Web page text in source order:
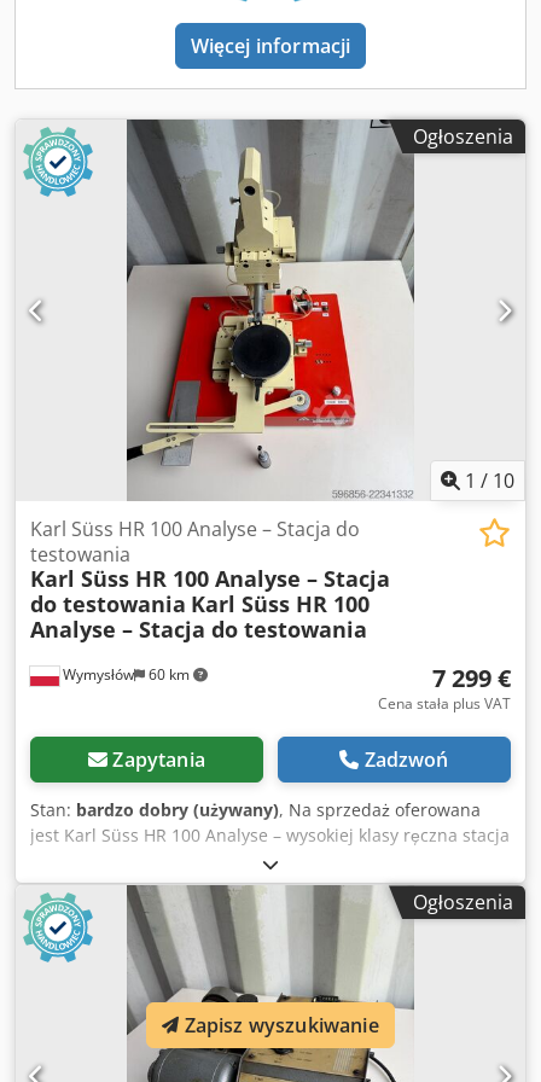
WELD HEAD Stan: W pełni sprawny. Stan wizualny zgodny
ze zdjęciami – normalne ślady użytkowania. Dcsdozma
Sdjpfx Actok Przewód zasilający był naprawiany
(zaizolowane miejsce widoczne na zdjęciach). Naprawa nie
wpływa na działanie urządzenia, jednak informacja ta
została uwzględniona dla pełnej transparentności
sprzedaży.
Więcej informacji
Ogłoszenia
1 / 10
Wymysłów 60 km
Karl Süss HR 100 Analyse – Stacja do
testowania
Karl Süss HR 100 Analyse – Stacja
do testowania Karl Süss HR 100
Analyse – Stacja do testowania
7 299 €
Cena stała plus VAT
Zapytania Zadzwoń
Stan: bardzo dobry (używany), Na sprzedaż oferowana
jest Karl Süss HR 100 Analyse – wysokiej klasy ręczna stacja
pomiarowo-testowa przeznaczona do analizy i
kontaktowania wafli półprzewodnikowych oraz elementów
mikroelektronicznych. Urządzenie znajduje zastosowanie w
laboratoriach, działach badawczo-rozwojowych oraz
podczas prac naukowych. Stacja wyposażona jest w
precyzyjny stolik pomiarowy z dokładną regulacją, uchwyt
próbek z funkcją podciśnienia oraz mechaniczny
mechanizm podnoszenia. Dodatkowo posiada przyłącza
sprężonego powietrza i próżni, co umożliwia stabilne
Ogłoszenia
Zapisz wyszukiwanie